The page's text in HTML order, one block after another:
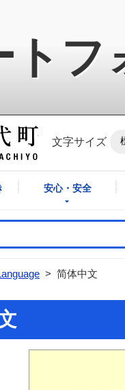
トフ
八千代町公式ホ
文字サイズ
安心・安全
> 简体中文